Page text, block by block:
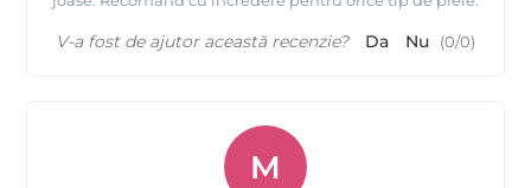
V-a fost de ajutor această recenzie? Da Nu (0/0)
M